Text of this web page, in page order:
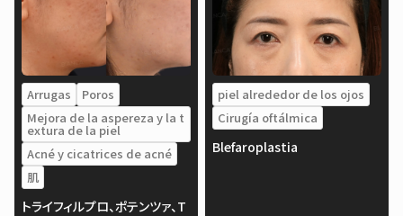
Arrugas
Poros
Mejora de la aspereza y la t
extura de la piel
Acné y cicatrices de acné
肌
トライフィルプロ、ポテンツァ、T
piel alrededor de los ojos
Cirugía oftálmica
Blefaroplastia